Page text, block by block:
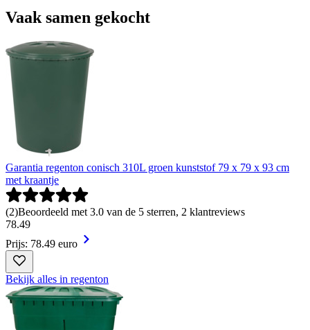
Vaak samen gekocht
Garantia regenton conisch 310L groen kunststof 79 x 79 x 93 cm
met kraantje
(2)Beoordeeld met 3.0 van de 5 sterren, 2 klantreviews
78.49
Prijs: 78.49 euro
Bekijk alles in regenton